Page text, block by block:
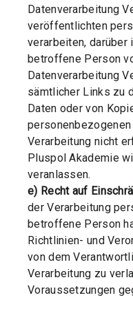
Datenverarbeitung
veröffentlichten
verarbeiten,
betroffene Person
Datenverarbeitung
sämtlicher Links zu
Daten oder von
Verarbeitung nicht
Pluspol Akademie
veranlassen.
e) Recht auf
der Verarbeitung
betroffene Person
Richtlinien- und
von dem
Verarbeitung zu
Voraussetzungen